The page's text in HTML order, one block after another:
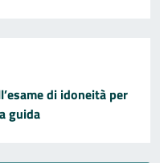
di idoneità per
guida